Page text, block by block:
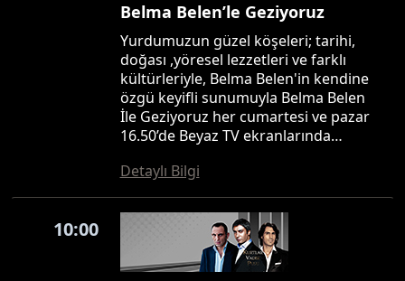
Belma Belen’le Geziyoruz
Yurdumuzun güzel köşeleri; tarihi,
doğası ,yöresel lezzetleri ve farklı
kültürleriyle, Belma Belen'in kendine
özgü keyifli sunumuyla Belma Belen
İle Geziyoruz her cumartesi ve pazar
16.50’de Beyaz TV ekranlarında…
Detaylı Bilgi
10:00